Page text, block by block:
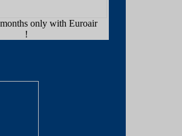
only with Euroair
!